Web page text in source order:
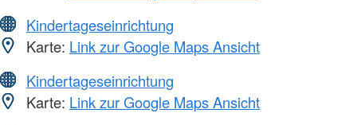
Kindertageseinrichtung
Karte: Link zur Google Maps Ansicht
Kindertageseinrichtung
Karte: Link zur Google Maps Ansicht